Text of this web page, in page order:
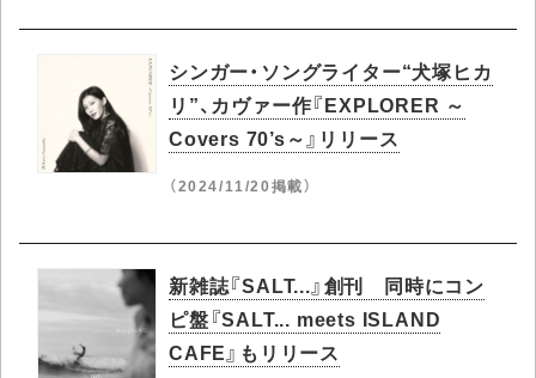
シンガー・ソングライター“犬塚ヒカ
リ”、カヴァー作『EXPLORER ～
Covers 70’s～』リリース
（2024/11/20掲載）
新雑誌『SALT...』創刊 同時にコン
ピ盤『SALT... meets ISLAND
CAFE』もリリース